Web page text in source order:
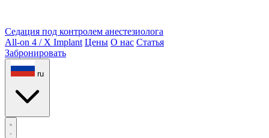
Седация под контролем анестезиолога
All-on 4 / X Implant Цены О нас Статья
Забронировать
ru